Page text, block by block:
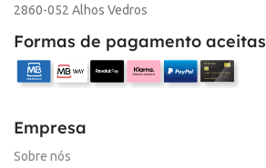
2860-052 Alhos Vedros
Formas de pagamento aceitas
Empresa
Sobre nós